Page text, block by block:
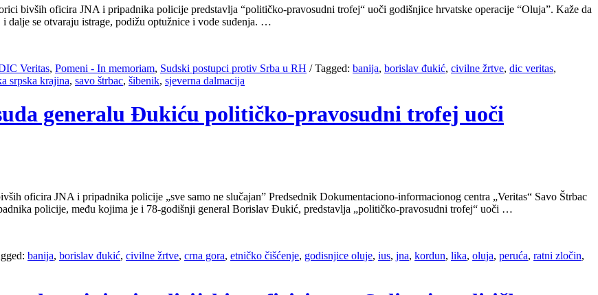
bivših oficira JNA i pripadnika policije predstavlja “političko-pravosudni trofej“ uoči godišnjice hrvatske operacije “Oluja”. Kaže da
dalje se otvaraju istrage, podižu optužnice i vode suđenja. …
Veritas, Pomeni - In memoriam, Sudski postupci protiv Srba u RH /Tagged: banija, borislav đukić, civilne žrtve, dic veritas,
srpska krajina, savo štrbac, šibenik, sjeverna dalmacija
generalu Đukiću političko-pravosudni trofej uoči
oficira JNA i pripadnika policije „sve samo ne slučajan” Predsednik Dokumentaciono-informacionog centra „Veritas“ Savo Štrbac
policije, među kojima je i 78-godišnji general Borislav Đukić, predstavlja „političko-pravosudni trofej“ uoči …
banija, borislav đukić, civilne žrtve, crna gora, etničko čišćenje, godisnjice oluje, ius, jna, kordun, lika, oluja, peruća, ratni zločin,